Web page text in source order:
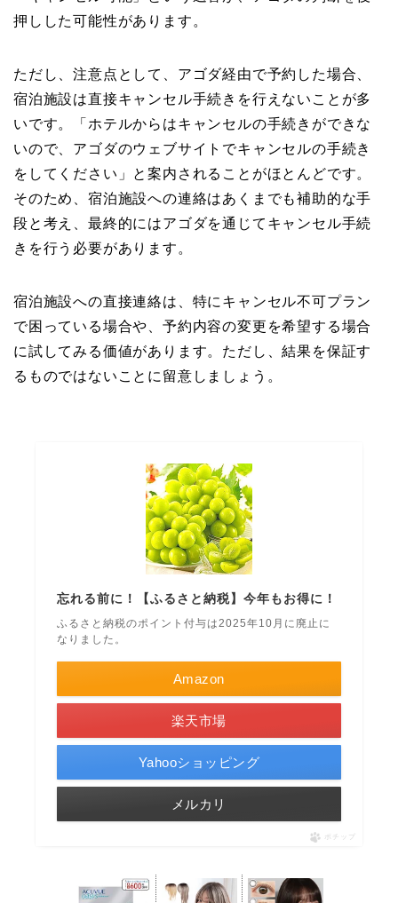
押しした可能性があります。
ただし、注意点として、アゴダ経由で予約した場合、
宿泊施設は直接キャンセル手続きを行えないことが多
いです。「ホテルからはキャンセルの手続きができな
いので、アゴダのウェブサイトでキャンセルの手続き
をしてください」と案内されることがほとんどです。
そのため、宿泊施設への連絡はあくまでも補助的な手
段と考え、最終的にはアゴダを通じてキャンセル手続
きを行う必要があります。
宿泊施設への直接連絡は、特にキャンセル不可プラン
で困っている場合や、予約内容の変更を希望する場合
に試してみる価値があります。ただし、結果を保証す
るものではないことに留意しましょう。
忘れる前に！【ふるさと納税】今年もお得に！
ふるさと納税のポイント付与は2025年10月に廃止に
なりました。
Amazon
楽天市場
Yahooショッピング
メルカリ
ポチップ